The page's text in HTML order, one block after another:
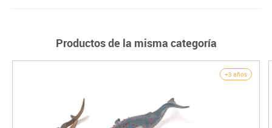
Productos de la misma categoría
+3 años